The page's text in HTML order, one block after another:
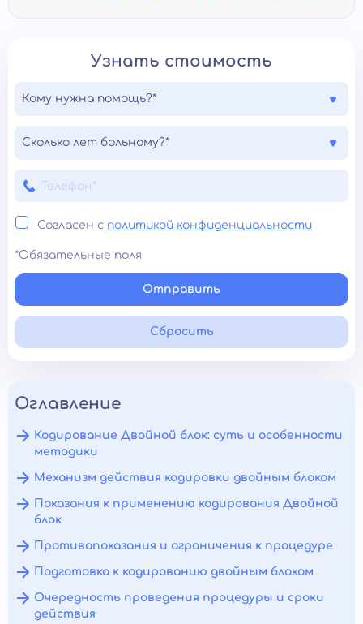
Узнать стоимость
Кому нужна помощь?*
Сколько лет больному?*
Согласен с политикой конфиденциальности
*Обязательные поля
Отправить
Сбросить
Оглавление
Кодирование Двойной блок: суть и особенности
методики
Механизм действия кодировки двойным блоком
Показания к применению кодирования Двойной
блок
Противопоказания и ограничения к процедуре
Подготовка к кодированию двойным блоком
Очередность проведения процедуры и сроки
действия